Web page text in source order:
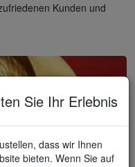
Kunden und
Sie Ihr Erlebnis
dass wir Ihnen
bieten. Wenn Sie auf